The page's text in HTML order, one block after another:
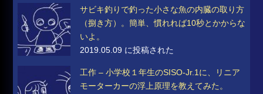
サビキ釣りで釣った小さな魚の内臓の取り方
（捌き方）。簡単、慣れれば10秒とかからな
いよ。
2019.05.09 に投稿された
工作 – 小学校１年生のSISO-Jr.1に、リニア
モーターカーの浮上原理を教えてみた。